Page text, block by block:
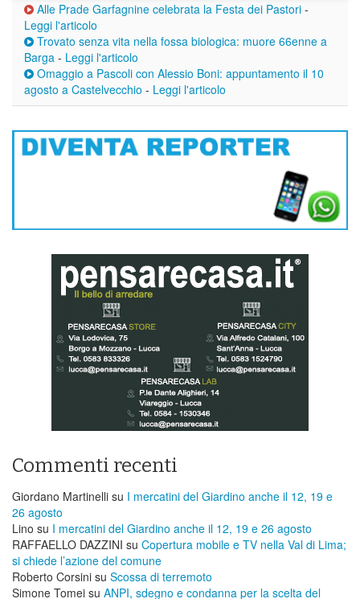
Alle Prade Garfagnine celebrata la Festa dei Pastori -
Leggi l'articolo
Trovato senza vita nella fossa biologica: muore 66enne a
Barga - Leggi l'articolo
Omaggio a Pascoli con Alessio Boni: appuntamento il 10
agosto a Castelvecchio - Leggi l'articolo
Commenti recenti
Giordano Martinelli su I mercatini del Giardino anche il 12, 19 e
26 agosto
Lino su I mercatini del Giardino anche il 12, 19 e 26 agosto
RAFFAELLO DAZZINI su ​Copertura mobile e TV nella Val di Lima;
si chiede l’azione del comune
Roberto Corsini su Scossa di terremoto
Simone Tomei su ANPI, sdegno e condanna per la scelta del